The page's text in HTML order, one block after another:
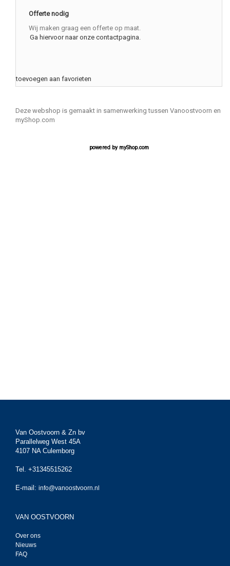
Offerte nodig
Wij maken graag een offerte op maat.
Ga hiervoor naar onze contactpagina.
toevoegen aan favorieten
Deze webshop is gemaakt in samenwerking tussen Vanoostvoorn en
myShop.com
powered by myShop.com
Van Oostvoorn & Zn bv
Parallelweg West 45A
4107 NA Culemborg
Tel. +31345515262
E-mail: info@vanoostvoorn.nl
VAN OOSTVOORN
Over ons
Nieuws
FAQ